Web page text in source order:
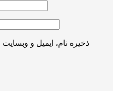
ذخیره نام، ایمیل و